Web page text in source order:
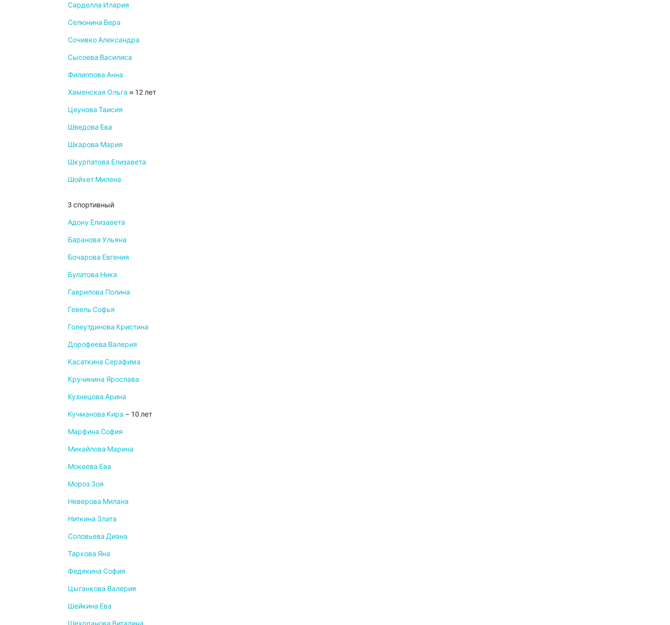
Сарделла Илария
Селюнина Вера
Сочивко Александра
Сысоева Василиса
Филиппова Анна
Хаменская Ольга ≈ 12 лет
Цеунова Таисия
Шведова Ева
Шкарова Мария
Шкурпатова Елизавета
Шойхет Милена
3 спортивный
Адону Елизавета
Баранова Ульяна
Бочарова Евгения
Булатова Ника
Гаврилова Полина
Гевель Софья
Голеутдинова Кристина
Дорофеева Валерия
Касаткина Серафима
Кручинина Ярослава
Кузнецова Арина
Кучманова Кира – 10 лет
Марфина София
Михайлова Марина
Мокеева Ева
Мороз Зоя
Неверова Милана
Ниткина Злата
Соловьева Диана
Тархова Яна
Федякина София
Цыганкова Валерия
Шейкина Ева